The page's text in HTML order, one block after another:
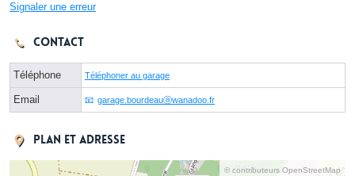
Signaler une erreur
Contact
Téléphone Téléphoner au garage
Email garage.bourdeauⓐwanadoo.fr
Plan et adresse
© contributeurs OpenStreetMap